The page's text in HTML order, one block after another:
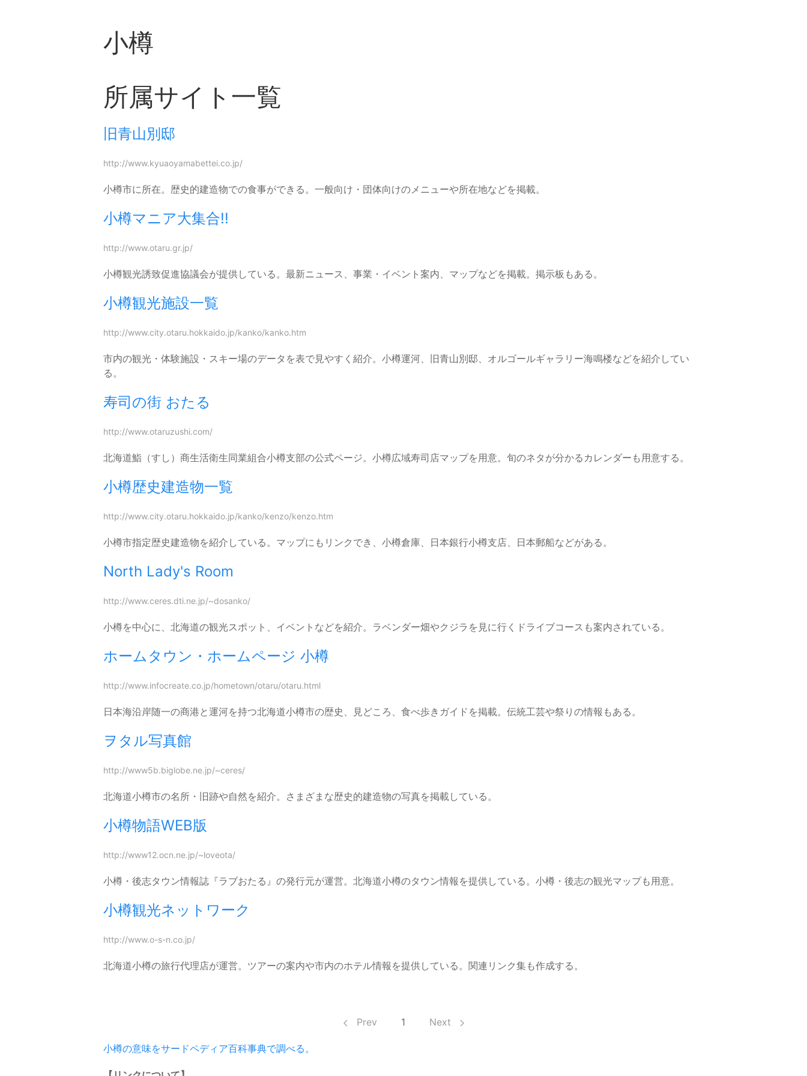
小樽
所属サイト一覧
旧青山別邸
http://www.kyuaoyamabettei.co.jp/
小樽市に所在。歴史的建造物での食事ができる。一般向け・団体向けのメニューや所在地などを掲載。
小樽マニア大集合!!
http://www.otaru.gr.jp/
小樽観光誘致促進協議会が提供している。最新ニュース、事業・イベント案内、マップなどを掲載。掲示板もある。
小樽観光施設一覧
http://www.city.otaru.hokkaido.jp/kanko/kanko.htm
市内の観光・体験施設・スキー場のデータを表で見やすく紹介。小樽運河、旧青山別邸、オルゴールギャラリー海鳴楼などを紹介してい
る。
寿司の街 おたる
http://www.otaruzushi.com/
北海道鮨（すし）商生活衛生同業組合小樽支部の公式ページ。小樽広域寿司店マップを用意。旬のネタが分かるカレンダーも用意する。
小樽歴史建造物一覧
http://www.city.otaru.hokkaido.jp/kanko/kenzo/kenzo.htm
小樽市指定歴史建造物を紹介している。マップにもリンクでき、小樽倉庫、日本銀行小樽支店、日本郵船などがある。
North Lady's Room
http://www.ceres.dti.ne.jp/~dosanko/
小樽を中心に、北海道の観光スポット、イベントなどを紹介。ラベンダー畑やクジラを見に行くドライブコースも案内されている。
ホームタウン・ホームページ 小樽
http://www.infocreate.co.jp/hometown/otaru/otaru.html
日本海沿岸随一の商港と運河を持つ北海道小樽市の歴史、見どころ、食べ歩きガイドを掲載。伝統工芸や祭りの情報もある。
ヲタル写真館
http://www5b.biglobe.ne.jp/~ceres/
北海道小樽市の名所・旧跡や自然を紹介。さまざまな歴史的建造物の写真を掲載している。
小樽物語WEB版
http://www12.ocn.ne.jp/~loveota/
小樽・後志タウン情報誌『ラブおたる』の発行元が運営。北海道小樽のタウン情報を提供している。小樽・後志の観光マップも用意。
小樽観光ネットワーク
http://www.o-s-n.co.jp/
北海道小樽の旅行代理店が運営。ツアーの案内や市内のホテル情報を提供している。関連リンク集も作成する。
Prev 1 Next
小樽の意味をサードペディア百科事典で調べる。